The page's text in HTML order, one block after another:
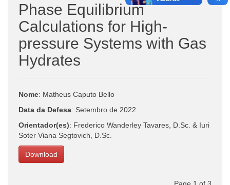
Phase Equilibrium
Calculations for High-
pressure Systems with Gas
Hydrates
Nome: Matheus Caputo Bello
Data da Defesa: Setembro de 2022
Orientador(es): Frederico Wanderley Tavares, D.Sc. & Iuri
Soter Viana Segtovich, D.Sc.
Download
Page 1 of 3